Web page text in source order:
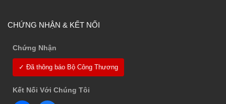
CHỨNG NHẬN & KẾT NỐI
Chứng Nhận
✓ Đã thông báo Bộ Công Thương
Kết Nối Với Chúng Tôi